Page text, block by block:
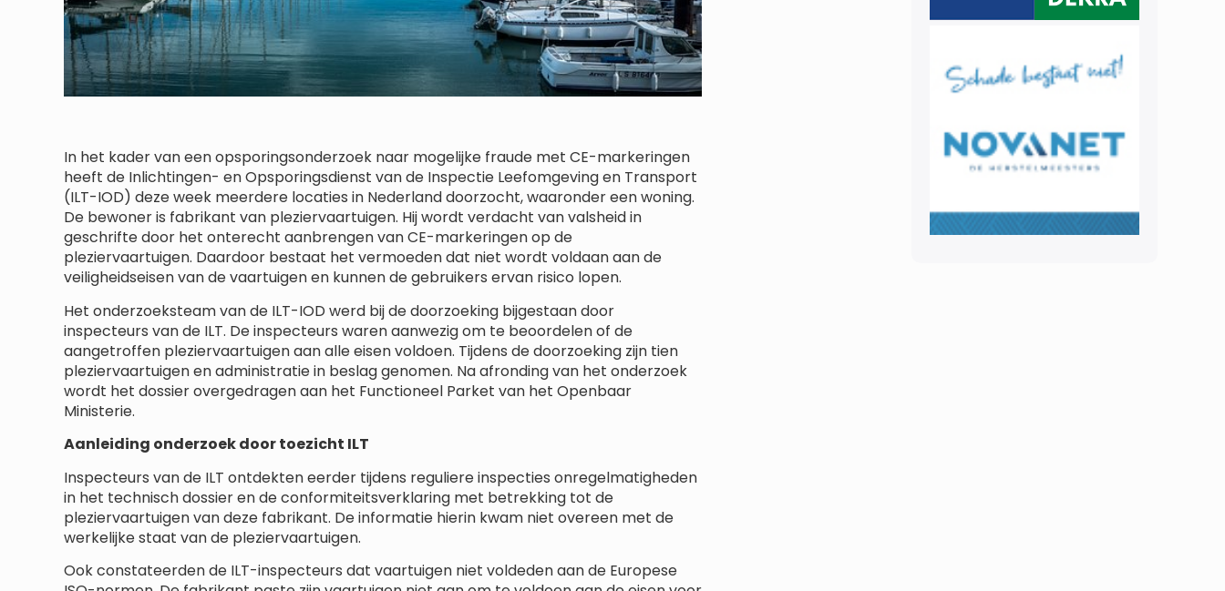
In het kader van een opsporingsonderzoek naar mogelijke fraude met CE-markeringen
heeft de Inlichtingen- en Opsporingsdienst van de Inspectie Leefomgeving en Transport
(ILT-IOD) deze week meerdere locaties in Nederland doorzocht, waaronder een woning.
De bewoner is fabrikant van pleziervaartuigen. Hij wordt verdacht van valsheid in
geschrifte door het onterecht aanbrengen van CE-markeringen op de
pleziervaartuigen. Daardoor bestaat het vermoeden dat niet wordt voldaan aan de
veiligheidseisen van de vaartuigen en kunnen de gebruikers ervan risico lopen.
Het onderzoeksteam van de ILT-IOD werd bij de doorzoeking bijgestaan door
inspecteurs van de ILT. De inspecteurs waren aanwezig om te beoordelen of de
aangetroffen pleziervaartuigen aan alle eisen voldoen. Tijdens de doorzoeking zijn tien
pleziervaartuigen en administratie in beslag genomen. Na afronding van het onderzoek
wordt het dossier overgedragen aan het Functioneel Parket van het Openbaar
Ministerie.
Aanleiding onderzoek door toezicht ILT
Inspecteurs van de ILT ontdekten eerder tijdens reguliere inspecties onregelmatigheden
in het technisch dossier en de conformiteitsverklaring met betrekking tot de
pleziervaartuigen van deze fabrikant. De informatie hierin kwam niet overeen met de
werkelijke staat van de pleziervaartuigen.
Ook constateerden de ILT-inspecteurs dat vaartuigen niet voldeden aan de Europese